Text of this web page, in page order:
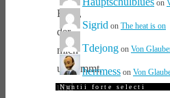
Ecke,
der
mich
umstimmt,
und
on
Sigrid on The heat is on
Tdejong on Von
herrmess on Von
Nuntii forte selecti